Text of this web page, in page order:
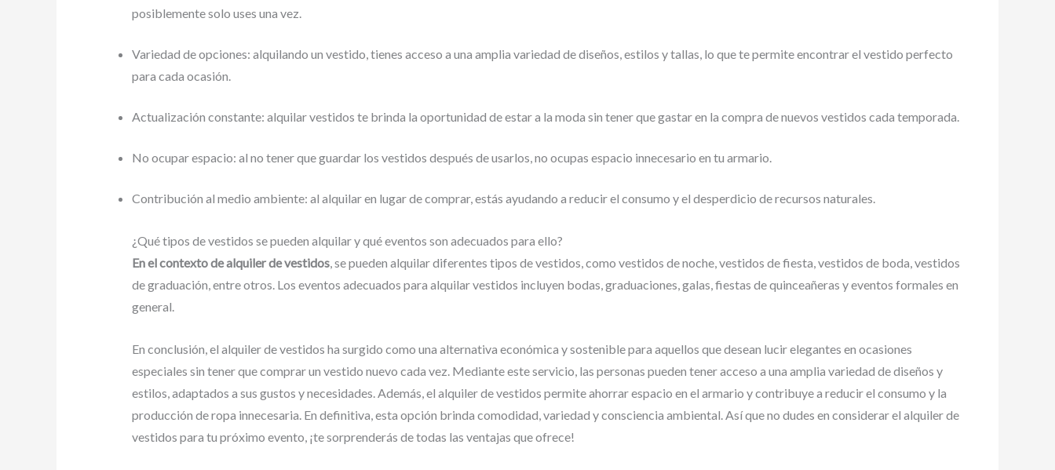
posiblemente solo uses una vez.
Variedad de opciones: alquilando un vestido, tienes acceso a una amplia variedad de diseños, estilos y tallas, lo que te permite encontrar el vestido perfecto
para cada ocasión.
Actualización constante: alquilar vestidos te brinda la oportunidad de estar a la moda sin tener que gastar en la compra de nuevos vestidos cada temporada.
No ocupar espacio: al no tener que guardar los vestidos después de usarlos, no ocupas espacio innecesario en tu armario.
Contribución al medio ambiente: al alquilar en lugar de comprar, estás ayudando a reducir el consumo y el desperdicio de recursos naturales.
¿Qué tipos de vestidos se pueden alquilar y qué eventos son adecuados para ello?
En el contexto de alquiler de vestidos, se pueden alquilar diferentes tipos de vestidos, como vestidos de noche, vestidos de fiesta, vestidos de boda, vestidos
de graduación, entre otros. Los eventos adecuados para alquilar vestidos incluyen bodas, graduaciones, galas, fiestas de quinceañeras y eventos formales en
general.
En conclusión, el alquiler de vestidos ha surgido como una alternativa económica y sostenible para aquellos que desean lucir elegantes en ocasiones
especiales sin tener que comprar un vestido nuevo cada vez. Mediante este servicio, las personas pueden tener acceso a una amplia variedad de diseños y
estilos, adaptados a sus gustos y necesidades. Además, el alquiler de vestidos permite ahorrar espacio en el armario y contribuye a reducir el consumo y la
producción de ropa innecesaria. En definitiva, esta opción brinda comodidad, variedad y consciencia ambiental. Así que no dudes en considerar el alquiler de
vestidos para tu próximo evento, ¡te sorprenderás de todas las ventajas que ofrece!